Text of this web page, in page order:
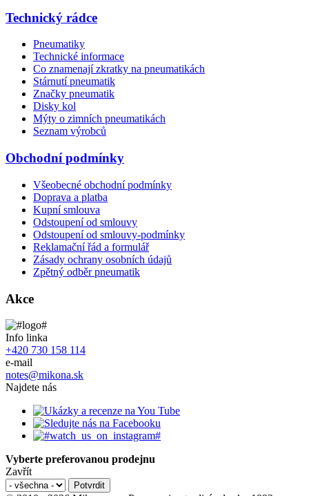
Technický rádce
Pneumatiky
Technické informace
Co znamenají zkratky na pneumatikách
Stárnutí pneumatik
Značky pneumatik
Disky kol
Mýty o zimních pneumatikách
Seznam výrobců
Obchodní podmínky
Všeobecné obchodní podmínky
Doprava a platba
Kupní smlouva
Odstoupení od smlouvy
Odstoupení od smlouvy-podmínky
Reklamační řád a formulář
Zásady ochrany osobních údajů
Zpětný odběr pneumatik
Akce
Info linka
+420 730 158 114
e-mail
notes@mikona.sk
Najdete nás
Vyberte preferovanou prodejnu
Zavřít